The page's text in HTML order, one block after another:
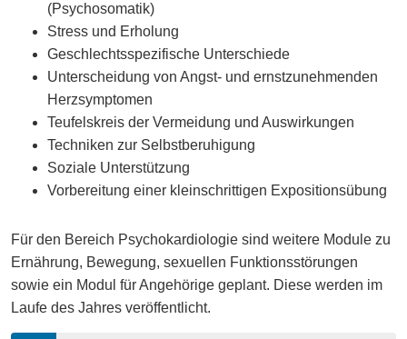
(Psychosomatik)
Stress und Erholung
Geschlechtsspezifische Unterschiede
Unterscheidung von Angst- und ernstzunehmenden
Herzsymptomen
Teufelskreis der Vermeidung und Auswirkungen
Techniken zur Selbstberuhigung
Soziale Unterstützung
Vorbereitung einer kleinschrittigen Expositionsübung
Für den Bereich Psychokardiologie sind weitere Module zu
Ernährung, Bewegung, sexuellen Funktionsstörungen
sowie ein Modul für Angehörige geplant. Diese werden im
Laufe des Jahres veröffentlicht.